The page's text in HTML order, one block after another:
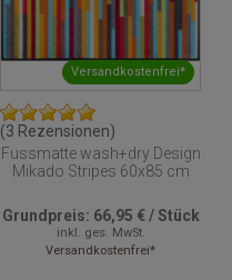
Versandkostenfrei*
(3 Rezensionen)
Fussmatte wash+dry Design
Mikado Stripes 60x85 cm
Grundpreis: 66,95 €/Stück
inkl. ges. MwSt.
Versandkostenfrei*